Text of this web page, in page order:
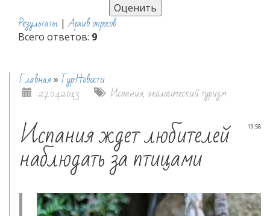
Результаты |Архив опросов
Всего ответов: 9
Главная» ТурНовости
27.04.2013 Испания,экологический туризм
19:58
Испания ждет любителей
наблюдать за птицами